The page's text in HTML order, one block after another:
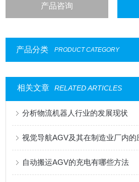
产品咨询
产品分类 PRODUCT CATEGORY
相关文章 RELATED ARTICLES
分析物流机器人行业的发展现状
视觉导航AGV及其在制造业厂内的
自动搬运AGV的充电有哪些方法